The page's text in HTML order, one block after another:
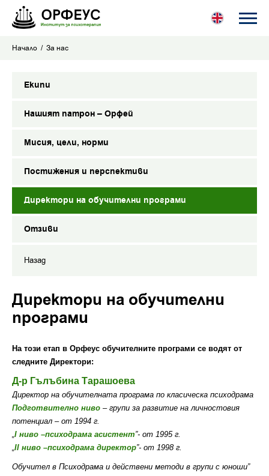
Начало За нас
Екипи
Нашият патрон – Орфей
Мисия, цели, норми
Постижения и перспективи
Директори на обучителни програми
Отзиви
Назад
Директори на обучителни
програми
На този етап в Орфеус обучителните програми се водят от
следните Директори:
Д-р Гълъбина Тарашоева
Директор на обучителната програма по класическа психодрама
Подготвително ниво – групи за развитие на личностовия
потенциал – от 1994 г.
„І ниво –психодрама асистент”- от 1995 г.
„ІІ ниво –психодрама директор”- от 1998 г.
Обучител в Психодрама и действени методи в групи с юноши”